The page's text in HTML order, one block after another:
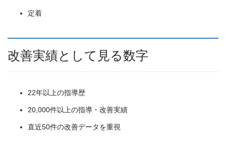
定着
改善実績として見る数字
22年以上の指導歴
20,000件以上の指導・改善実績
直近50件の改善データを重視